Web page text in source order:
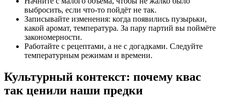
выбросить, если что-то пойдёт не так.
Записывайте изменения: когда появились пузырьки,
какой аромат, температура. За пару партий вы поймёте
закономерности.
Работайте с рецептами, а не с догадками. Следуйте
температурным режимам и времени.
Культурный контекст: почему квас
так ценили наши предки